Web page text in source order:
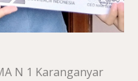
N 1 Karanganyar